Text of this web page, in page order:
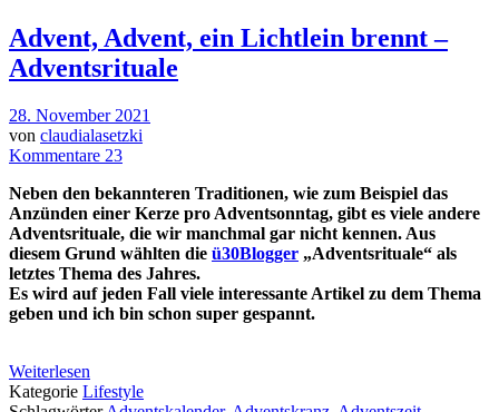
Advent, Advent, ein Lichtlein brennt –
Adventsrituale
28. November 2021
von claudialasetzki
Kommentare 23
Neben den bekannteren Traditionen, wie zum Beispiel das
Anzünden einer Kerze pro Adventsonntag, gibt es viele andere
Adventsrituale, die wir manchmal gar nicht kennen. Aus
diesem Grund wählten die ü30Blogger „Adventsrituale“ als
letztes Thema des Jahres.
Es wird auf jeden Fall viele interessante Artikel zu dem Thema
geben und ich bin schon super gespannt.
Weiterlesen
Kategorie Lifestyle